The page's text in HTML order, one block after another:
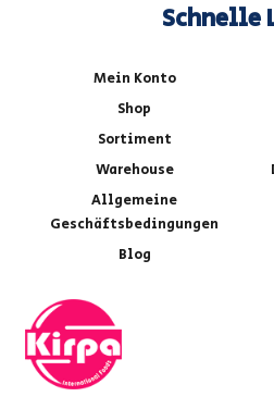
Schnelle
Mein Konto
Shop
Sortiment
Warehouse
Allgemeine
Geschäftsbedingungen
Blog